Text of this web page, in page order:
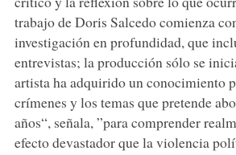
trabajo de Doris Salcedo comienza
investigación en profundidad, que
entrevistas; la producción sólo se
artista ha adquirido un conocimiento
crímenes y los temas que pretende
años“, señala, ”para comprender
efecto devastador que la violencia